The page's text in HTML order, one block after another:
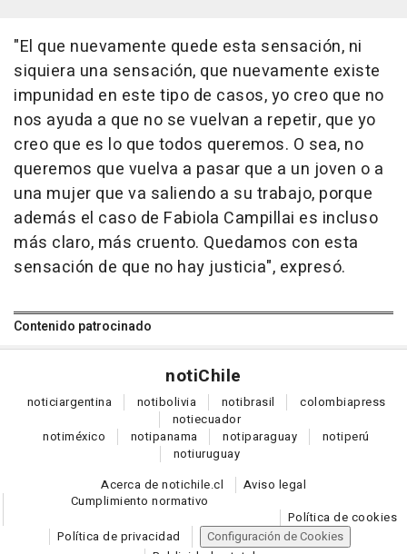
"El que nuevamente quede esta sensación, ni
siquiera una sensación, que nuevamente existe
impunidad en este tipo de casos, yo creo que no
nos ayuda a que no se vuelvan a repetir, que yo
creo que es lo que todos queremos. O sea, no
queremos que vuelva a pasar que a un joven o a
una mujer que va saliendo a su trabajo, porque
además el caso de Fabiola Campillai es incluso
más claro, más cruento. Quedamos con esta
sensación de que no hay justicia", expresó.
Contenido patrocinado
notiChile
noticiargentina notibolivia notibrasil colombiapress
notiecuador
notiméxico notipanama notiparaguay notiperú
notiuruguay
Acerca de notichile.cl
Aviso legal
Cumplimiento normativo
Política de cookies
Política de privacidad
Configuración de Cookies